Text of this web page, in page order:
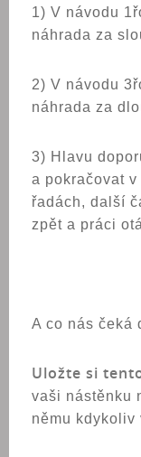
1) V návodu
náhrada za
2) V návodu
náhrada za
3) Hlavu
a pokračovat
řadách, další
zpět a práci
A co nás čeká
Uložte si
vaši nástěnku
němu kdykoliv